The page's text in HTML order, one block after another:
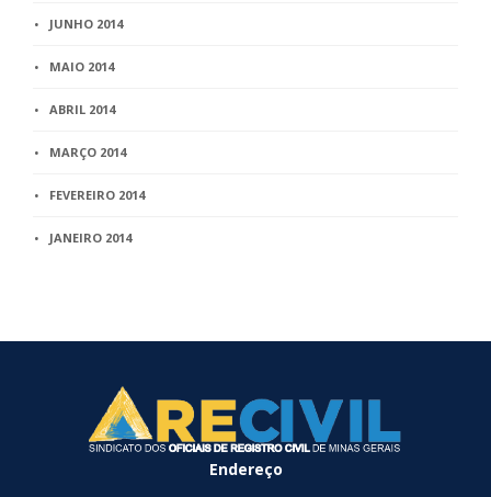
JUNHO 2014
MAIO 2014
ABRIL 2014
MARÇO 2014
FEVEREIRO 2014
JANEIRO 2014
Endereço